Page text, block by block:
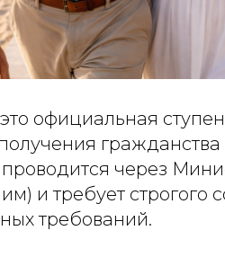
официальная
через
и требует строгого
требований.